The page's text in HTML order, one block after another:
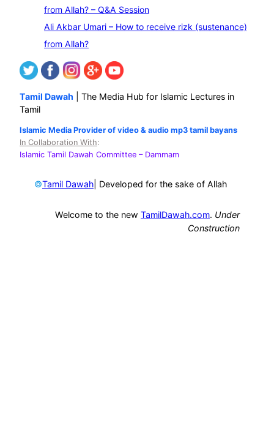
from Allah? – Q&A Session
Ali Akbar Umari – How to receive rizk (sustenance)
from Allah?
Tamil Dawah | The Media Hub for Islamic Lectures in
Tamil
Islamic Media Provider of video & audio mp3 tamil bayans
In Collaboration With:
Islamic Tamil Dawah Committee – Dammam
©Tamil Dawah | Developed for the sake of Allah
Welcome to the new TamilDawah.com. Under
Construction